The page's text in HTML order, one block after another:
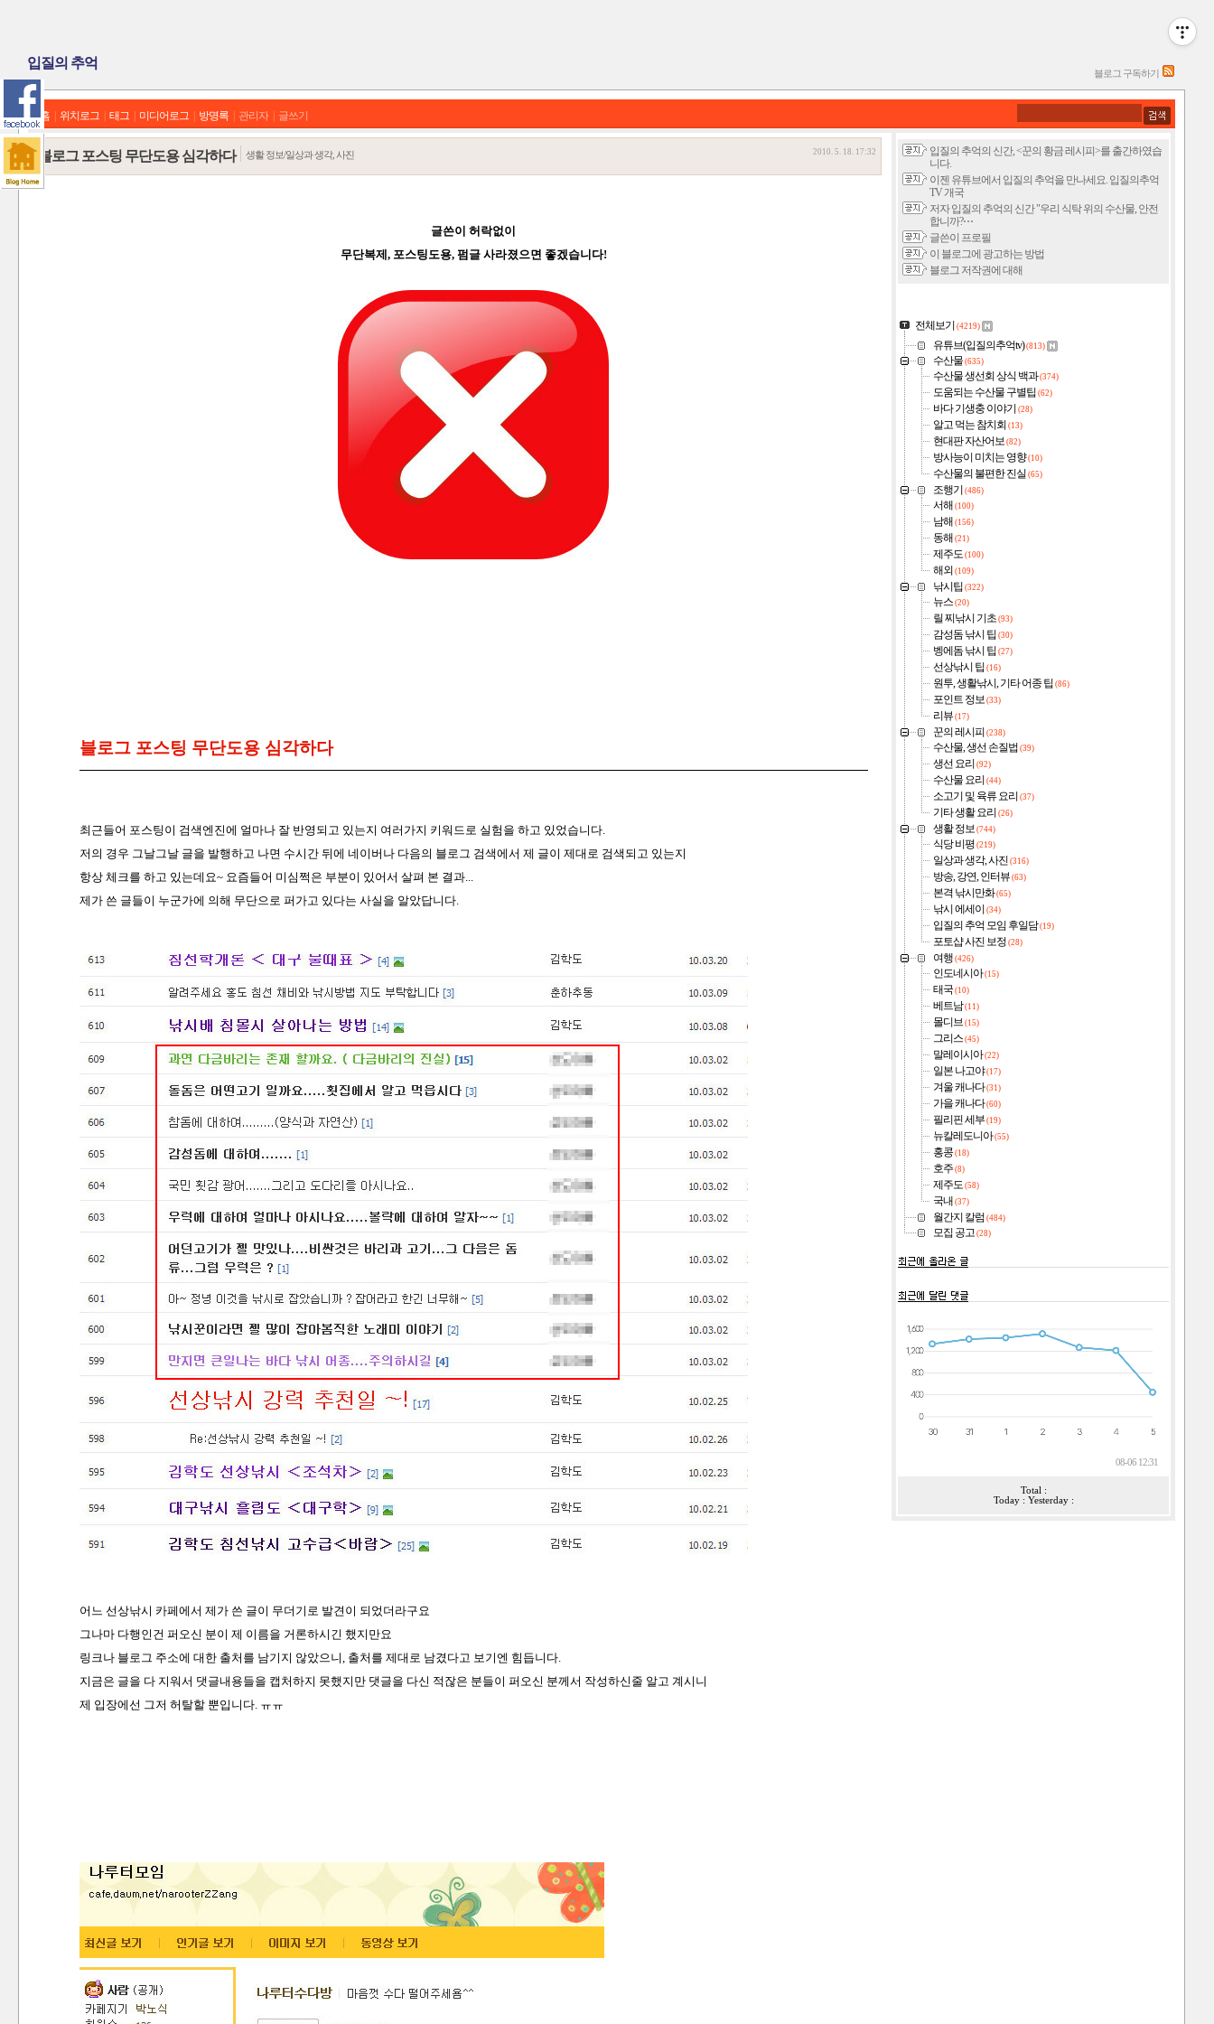
입질의 추억
블로그 구독하기
홈 위치로그 태그 미디어로그 방명록 관리자 글쓰기
블로그 포스팅 무단도용 심각하다 생활 정보/일상과 생각, 사진 2010. 5. 18. 17:32
글쓴이 허락없이
무단복제, 포스팅도용, 펌글 사라졌으면 좋겠습니다!
블로그 포스팅 무단도용 심각하다
최근들어 포스팅이 검색엔진에 얼마나 잘 반영되고 있는지 여러가지 키워드로 실험을 하고 있었습니다.
저의 경우 그날그날 글을 발행하고 나면 수시간 뒤에 네이버나 다음의 블로그 검색에서 제 글이 제대로 검색되고 있는지
항상 체크를 하고 있는데요~ 요즘들어 미심쩍은 부분이 있어서 살펴 본 결과...
제가 쓴 글들이 누군가에 의해 무단으로 퍼가고 있다는 사실을 알았답니다.
어느 선상낚시 카페에서 제가 쓴 글이 무더기로 발견이 되었더라구요
그나마 다행인건 퍼오신 분이 제 이름을 거론하시긴 했지만요
링크나 블로그 주소에 대한 출처를 남기지 않았으니, 출처를 제대로 남겼다고 보기엔 힘듭니다.
지금은 글을 다 지워서 댓글내용들을 캡처하지 못했지만 댓글을 다신 적잖은 분들이 퍼오신 분께서 작성하신줄 알고 계시니
제 입장에선 그저 허탈할 뿐입니다. ㅠㅠ
입질의 추억의 신간, <꾼의 황금 레시피>를 출간하였습
니다.
이젠 유튜브에서 입질의 추억을 만나세요. 입질의추억
TV 개국
저자 입질의 추억의 신간 "우리 식탁 위의 수산물, 안전
합니까?⋯
글쓴이 프로필
이 블로그에 광고하는 방법
블로그 저작권에 대해
카테고리
전체보기 (4219)
유튜브(입질의추억tv)(813)
수산물 (635)
수산물 생선회 상식 백과(374)
도움되는 수산물 구별팁 (62)
바다 기생충 이야기 (28)
알고 먹는 참치회 (13)
현대판 자산어보 (82)
방사능이 미치는 영향(10)
수산물의 불편한 진실 (65)
조행기 (486)
서해 (100)
남해 (156)
동해 (21)
제주도 (100)
해외 (109)
낚시팁(322)
뉴스 (20)
릴 찌낚시 기초 (93)
감성돔 낚시 팁 (30)
벵에돔 낚시 팁 (27)
선상낚시 팁 (16)
원투, 생활낚시, 기타 어종 팁 (86)
포인트 정보 (33)
리뷰 (17)
꾼의 레시피 (238)
수산물, 생선 손질법 (39)
생선 요리 (92)
수산물 요리 (44)
소고기 및 육류 요리 (37)
기타 생활 요리 (26)
생활 정보 (744)
식당 비평 (219)
일상과 생각, 사진 (316)
방송, 강연, 인터뷰 (63)
본격 낚시만화(65)
낚시 에세이 (34)
입질의 추억 모임 후일담(19)
포토샵 사진 보정 (28)
여행 (426)
인도네시아(15)
태국 (10)
베트남(11)
몰디브 (15)
그리스 (45)
말레이시아(22)
일본 나고야(17)
겨울 캐나다(31)
가을 캐나다(60)
필리핀 세부 (19)
뉴칼레도니아(55)
홍콩 (18)
호주 (8)
제주도 (58)
국내 (37)
월간지 칼럼 (484)
모집 공고 (28)
최근에 올라온 글
최근에 달린 댓글
08-06 12:31
Total :
Today : Yesterday :